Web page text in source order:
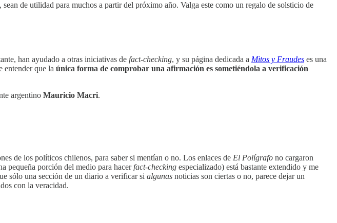
de utilidad para muchos a partir del próximo año. Valga este como un regalo de solsticio de
han ayudado a otras iniciativas de fact-checking, y su página dedicada a Mitos y Fraudes es una
entender que la única forma de comprobar una afirmación es sometiéndola a verificación
argentino Mauricio Macri.
de los políticos chilenos, para saber si mentían o no. Los enlaces de El Polígrafo no cargaron
pequeña porción del medio para hacerfact-checking especializado) está bastante extendido y me
sólo una sección de un diario a verificar si algunas noticias son ciertas o no, parece dejar un
con la veracidad.